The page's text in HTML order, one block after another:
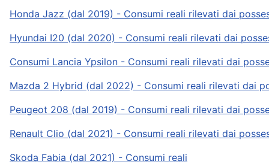
Honda Jazz (dal 2019) - Consumi reali rilevati dai
Hyundai I20 (dal 2020) - Consumi reali rilevati dai
Consumi Lancia Ypsilon - Consumi reali rilevati dai
Mazda 2 Hybrid (dal 2022) - Consumi reali rilevati dai
Peugeot 208 (dal 2019) - Consumi reali rilevati dai
Renault Clio (dal 2021) - Consumi reali rilevati dai
Skoda Fabia (dal 2021) - Consumi reali